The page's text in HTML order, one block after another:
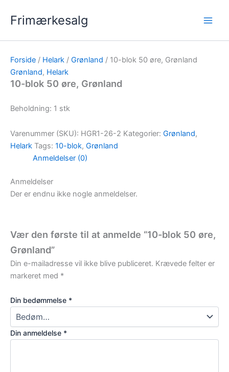
Frimærkesalg
Forside / Helark / Grønland / 10-blok 50 øre, Grønland
Grønland, Helark
10-blok 50 øre, Grønland
Beholdning: 1 stk
Varenummer (SKU): HGR1-26-2 Kategorier: Grønland,
Helark Tags: 10-blok, Grønland
Anmeldelser (0)
Anmeldelser
Der er endnu ikke nogle anmeldelser.
Vær den første til at anmelde “10-blok 50 øre,
Grønland”
Din e-mailadresse vil ikke blive publiceret. Krævede felter er
markeret med *
Din bedømmelse *
Din anmeldelse *